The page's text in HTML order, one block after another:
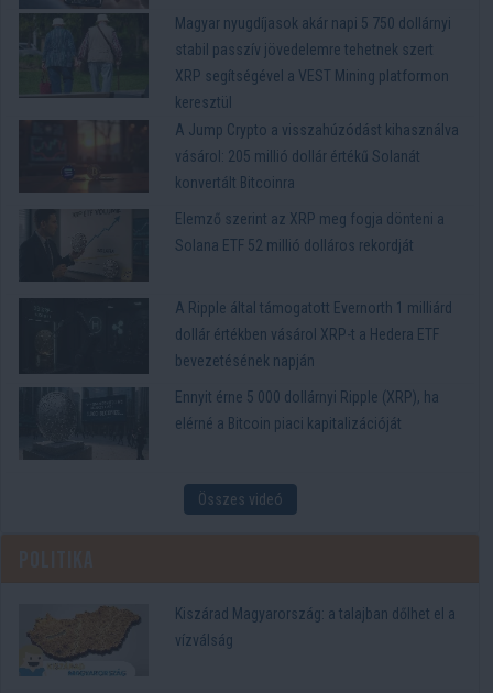
Magyar nyugdíjasok akár napi 5 750 dollárnyi
stabil passzív jövedelemre tehetnek szert
XRP segítségével a VEST Mining platformon
keresztül
A Jump Crypto a visszahúzódást kihasználva
vásárol: 205 millió dollár értékű Solanát
konvertált Bitcoinra
Elemző szerint az XRP meg fogja dönteni a
Solana ETF 52 millió dolláros rekordját
A Ripple által támogatott Evernorth 1 milliárd
dollár értékben vásárol XRP-t a Hedera ETF
bevezetésének napján
Ennyit érne 5 000 dollárnyi Ripple (XRP), ha
elérné a Bitcoin piaci kapitalizációját
Összes videó
Kiszárad Magyarország: a talajban dőlhet el a
vízválság